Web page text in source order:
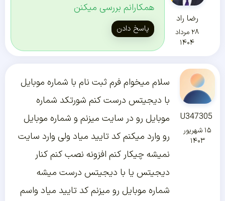
رضا راد
۲۸ مرداد
۱۴۰۴
همکارانم بررسی میکنن
پاسخ دادن
U347305
۱۵ شهریور
۱۴۰۳
سلام میخوام فرم ثبت نام با شماره موبایل
با دیجیتس درست کنم شورتکد شماره
موبایل رو در سایت میزنم و شماره موبایل
رو وارد میکنم کد تایید میاد ولی وارد سایت
نمیشه چیکار کنم افزونه نصب کنم کنار
دیجیتس یا با دیجیتس درست میشه
شماره موبایل رو میزنم کد تایید میاد واسم